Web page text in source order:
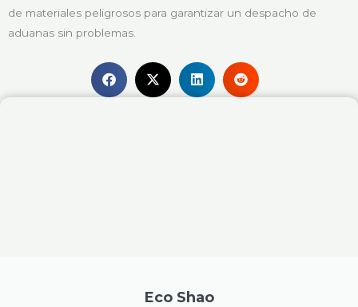
de materiales peligrosos para garantizar un despacho de
aduanas sin problemas.
Eco Shao